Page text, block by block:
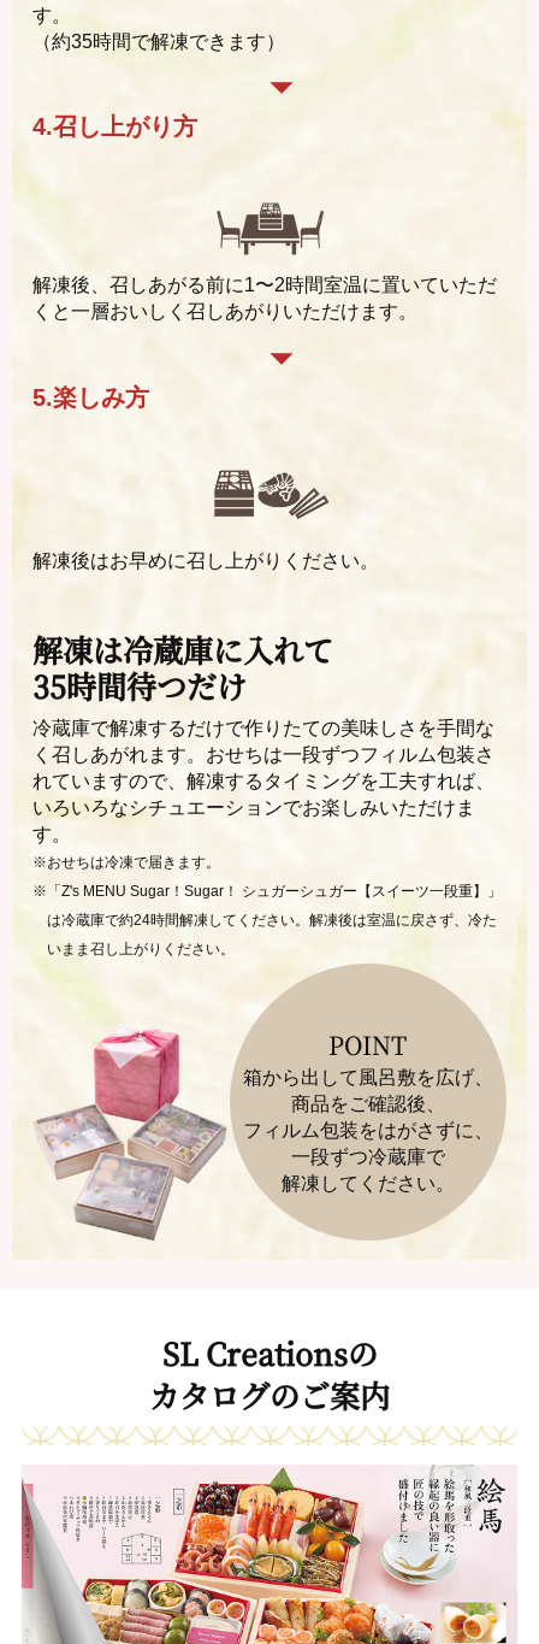
す。
（約35時間で解凍できます）
4.召し上がり方
解凍後、召しあがる前に1〜2時間室温に置いていただ
くと一層おいしく召しあがりいただけます。
5.楽しみ方
解凍後はお早めに召し上がりください。
解凍は冷蔵庫に入れて
35時間待つだけ
冷蔵庫で解凍するだけで作りたての美味しさを手間な
く召しあがれます。おせちは一段ずつフィルム包装さ
れていますので、解凍するタイミングを工夫すれば、
いろいろなシチュエーションでお楽しみいただけま
す。
※おせちは冷凍で届きます。
※「Z's MENU Sugar！Sugar！ シュガーシュガー【スイーツ一段重】」
は冷蔵庫で約24時間解凍してください。解凍後は室温に戻さず、冷た
いまま召し上がりください。
POINT
箱から出して風呂敷を広げ、
商品をご確認後、
フィルム包装をはがさずに、
一段ずつ冷蔵庫で
解凍してください。
SL Creationsの
カタログのご案内